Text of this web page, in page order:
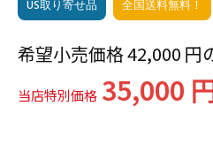
US取り寄せ品 全国送料無料！
希望小売価格 42,000 円
当店特別価格 35,000